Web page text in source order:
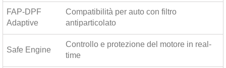
FAP-DPF
Adaptive
Compatibilità per auto con filtro
antiparticolato
Safe Engine
Controllo e protezione del motore in real-
time